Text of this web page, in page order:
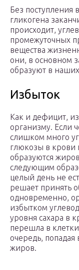
Без поступления
гликогена
происходит,
промежуточных
вещества
они, в основном
образуют в
Избыток
Как и дефицит,
организму. Если
слишком много
глюкозы в крови
образуются
следующим
целый день не
решает принять
одновременно,
избытком
уровня сахара в
перешла в
очередь, попадая
жиров.